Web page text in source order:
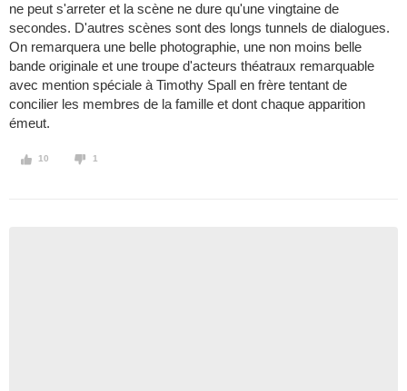
ne peut s'arreter et la scène ne dure qu'une vingtaine de
secondes. D'autres scènes sont des longs tunnels de dialogues.
On remarquera une belle photographie, une non moins belle
bande originale et une troupe d'acteurs théatraux remarquable
avec mention spéciale à Timothy Spall en frère tentant de
concilier les membres de la famille et dont chaque apparition
émeut.
10 1